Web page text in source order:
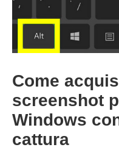
Come
screenshot
Windows
cattura